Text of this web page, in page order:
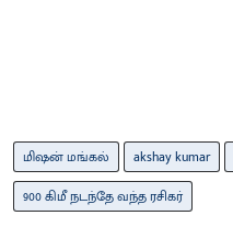
மிஷன் மங்கல் akshay kumar
900 கிமீ நடந்தே வந்த ரசிகர்